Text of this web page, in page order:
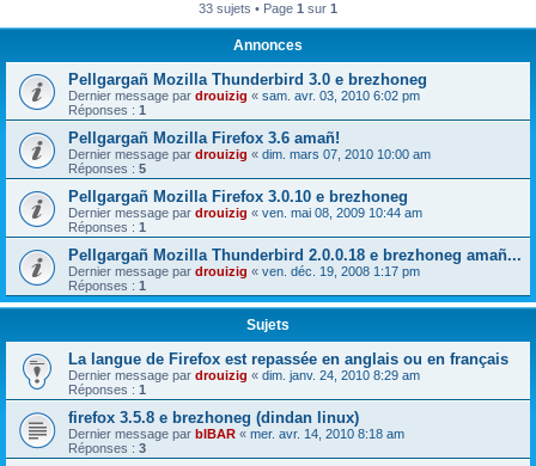
33 sujets • Page 1 sur 1
Annonces
Pellgargañ Mozilla Thunderbird 3.0 e brezhoneg
Dernier message par drouizig « sam. avr. 03, 2010 6:02 pm
Réponses : 1
Pellgargañ Mozilla Firefox 3.6 amañ!
Dernier message par drouizig « dim. mars 07, 2010 10:00 am
Réponses : 5
Pellgargañ Mozilla Firefox 3.0.10 e brezhoneg
Dernier message par drouizig « ven. mai 08, 2009 10:44 am
Réponses : 1
Pellgargañ Mozilla Thunderbird 2.0.0.18 e brezhoneg amañ...
Dernier message par drouizig « ven. déc. 19, 2008 1:17 pm
Réponses : 1
Sujets
La langue de Firefox est repassée en anglais ou en français
Dernier message par drouizig « dim. janv. 24, 2010 8:29 am
Réponses : 1
firefox 3.5.8 e brezhoneg (dindan linux)
Dernier message par bIBAR « mer. avr. 14, 2010 8:18 am
Réponses : 3